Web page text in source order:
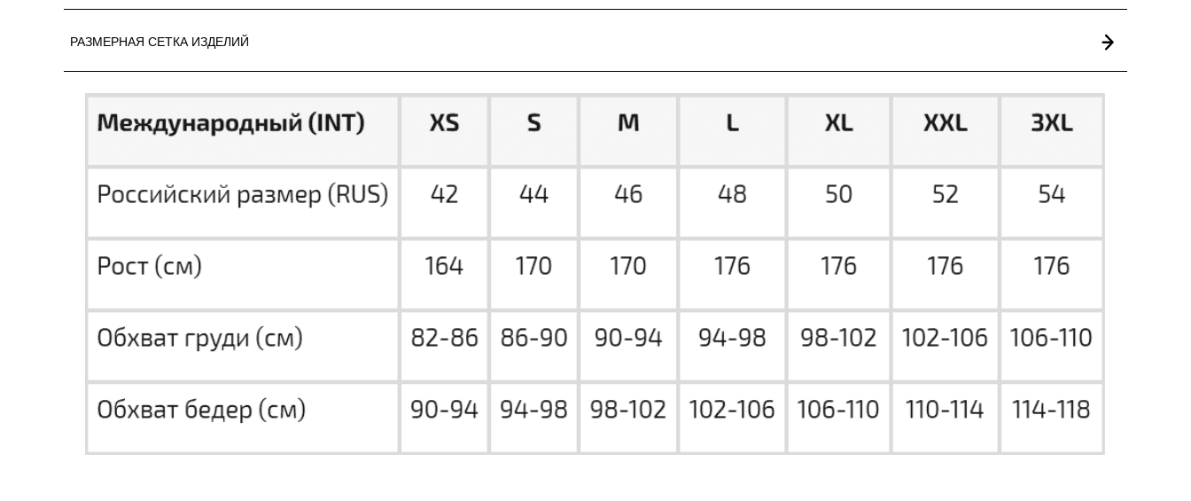
РАЗМЕРНАЯ СЕТКА ИЗДЕЛИЙ
ОФЕРТА
КАТАЛОГ
+ 7 (939) 822 65 50 INST / TG / WA
*